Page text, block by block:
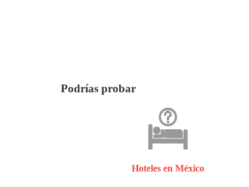
Podrías probar
Hoteles en México